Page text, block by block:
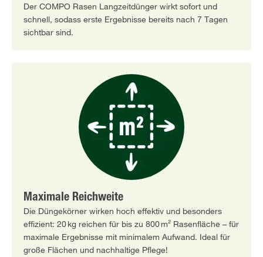
Der COMPO Rasen Langzeitdünger wirkt sofort und
schnell, sodass erste Ergebnisse bereits nach 7 Tagen
sichtbar sind.
Maximale Reichweite
Die Düngekörner wirken hoch effektiv und besonders
effizient: 20 kg reichen für bis zu 800 m² Rasenfläche – für
maximale Ergebnisse mit minimalem Aufwand. Ideal für
große Flächen und nachhaltige Pflege!